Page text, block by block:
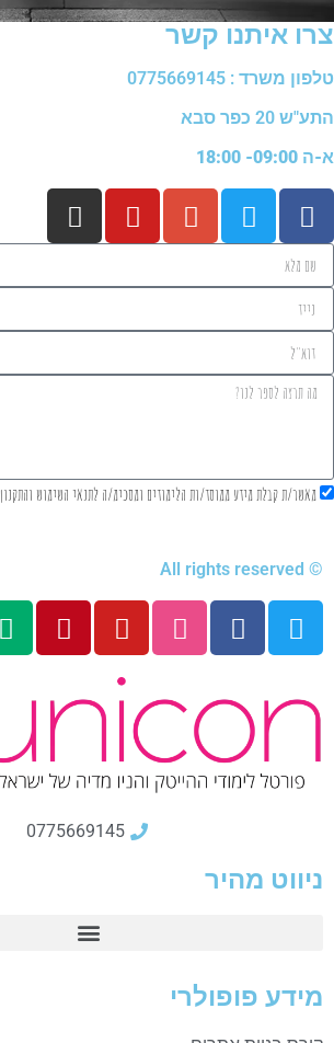
צרו איתנו קשר
טלפון משרד : 0775669145
התע"ש 20 כפר סבא
א-ה 09:00- 18:00
מאשר/ת קבלת מידע ממוסד/ות הלימודים ומסכימ/ה לתנאי השימוש והתקנון
© All rights reserved
0775669145
ניווט מהיר
מידע פופולרי